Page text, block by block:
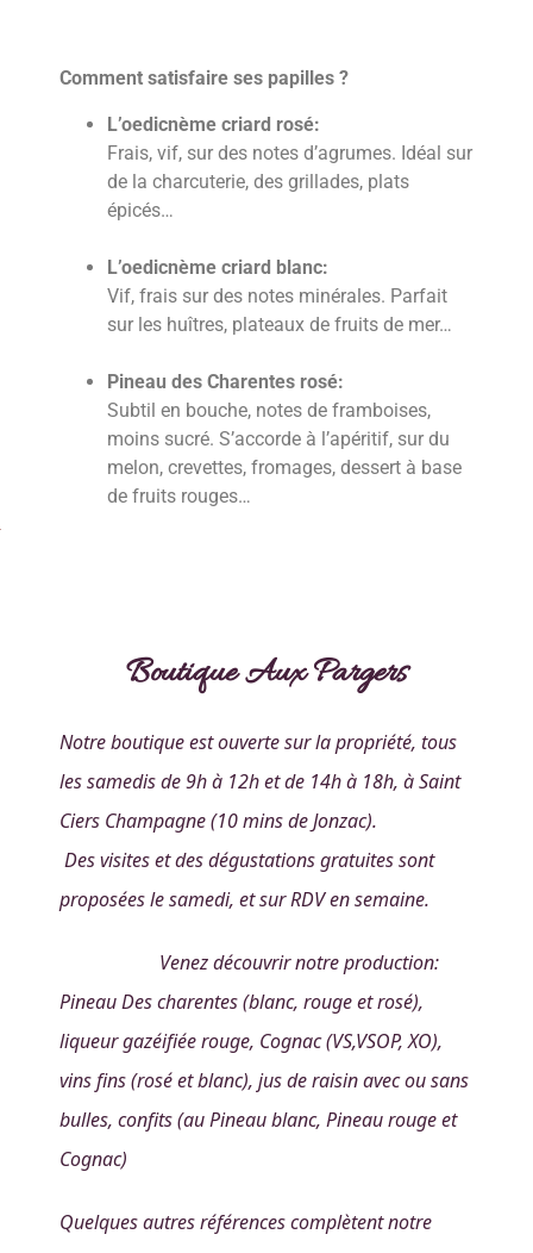
Comment satisfaire ses papilles ?
L’oedicnème criard rosé:
Frais, vif, sur des notes d’agrumes. Idéal sur
de la charcuterie, des grillades, plats
épicés…
L’oedicnème criard blanc:
Vif, frais sur des notes minérales. Parfait
sur les huîtres, plateaux de fruits de mer…
Pineau des Charentes rosé:
Subtil en bouche, notes de framboises,
moins sucré. S’accorde à l’apéritif, sur du
melon, crevettes, fromages, dessert à base
de fruits rouges…
Boutique Aux Pargers
Notre boutique est ouverte sur la propriété, tous
les samedis de 9h à 12h et de 14h à 18h, à Saint
Ciers Champagne (10 mins de Jonzac).
Des visites et des dégustations gratuites sont
proposées le samedi, et sur RDV en semaine.
Venez découvrir notre production:
Pineau Des charentes (blanc, rouge et rosé),
liqueur gazéifiée rouge, Cognac (VS,VSOP, XO),
vins fins (rosé et blanc), jus de raisin avec ou sans
bulles, confits (au Pineau blanc, Pineau rouge et
Cognac)
Quelques autres références complètent notre